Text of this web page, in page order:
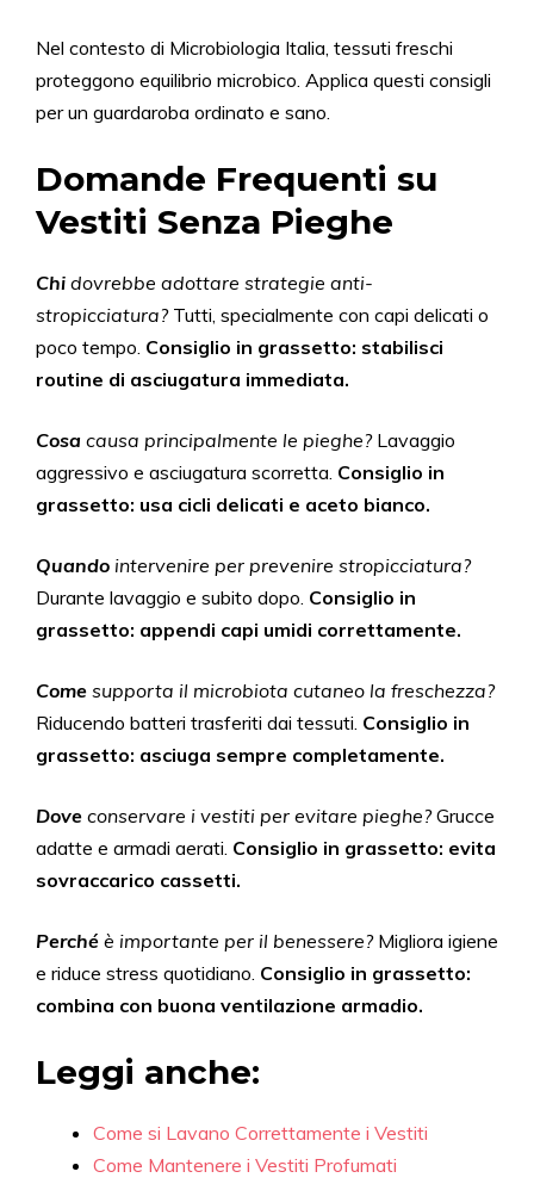
Nel contesto di Microbiologia Italia, tessuti freschi
proteggono equilibrio microbico. Applica questi consigli
per un guardaroba ordinato e sano.
Domande Frequenti su
Vestiti Senza Pieghe
Chi dovrebbe adottare strategie anti-
stropicciatura?Tutti, specialmente con capi delicati o
poco tempo. Consiglio in grassetto: stabilisci
routine di asciugatura immediata.
Cosa causa principalmente le pieghe?Lavaggio
aggressivo e asciugatura scorretta. Consiglio in
grassetto: usa cicli delicati e aceto bianco.
Quando intervenire per prevenire stropicciatura?
Durante lavaggio e subito dopo. Consiglio in
grassetto: appendi capi umidi correttamente.
Come supporta il microbiota cutaneo la freschezza?
Riducendo batteri trasferiti dai tessuti. Consiglio in
grassetto: asciuga sempre completamente.
Dove conservare i vestiti per evitare pieghe?Grucce
adatte e armadi aerati. Consiglio in grassetto: evita
sovraccarico cassetti.
Perché è importante per il benessere?Migliora igiene
e riduce stress quotidiano. Consiglio in grassetto:
combina con buona ventilazione armadio.
Leggi anche:
Come si Lavano Correttamente i Vestiti
Come Mantenere i Vestiti Profumati